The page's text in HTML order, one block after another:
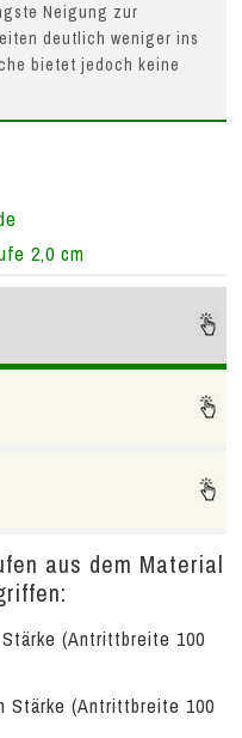
Neigung zur
deutlich weniger ins
bietet jedoch keine
2,0 cm
aus dem Material
(Antrittbreite 100
Stärke (Antrittbreite 100